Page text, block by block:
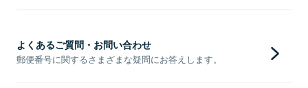
よくあるご質問・お問い合わせ
郵便番号に関するさまざまな疑問にお答えします。